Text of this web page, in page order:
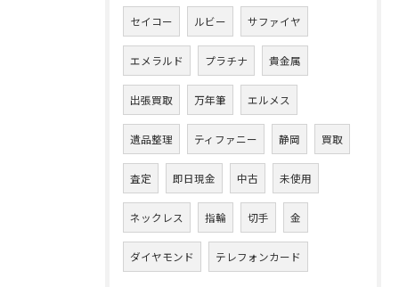
セイコー ルビー サファイヤ
エメラルド プラチナ 貴金属
出張買取 万年筆 エルメス
遺品整理 ティファニー 静岡 買取
査定 即日現金 中古 未使用
ネックレス 指輪 切手 金
ダイヤモンド テレフォンカード